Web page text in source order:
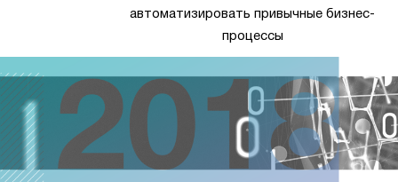
автоматизировать привычные бизнес-
процессы